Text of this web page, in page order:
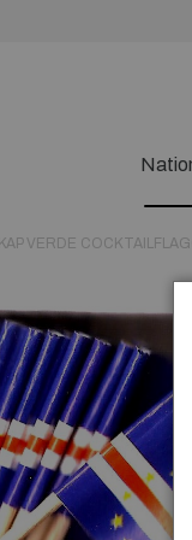
KAP VERDE